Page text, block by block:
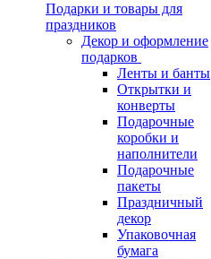
Подарки и товары для
праздников
Декор и оформление
подарков
Ленты и банты
Открытки и
конверты
Подарочные
коробки и
наполнители
Подарочные
пакеты
Праздничный
декор
Упаковочная
бумага